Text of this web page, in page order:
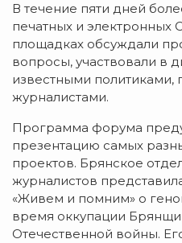
В течение пяти дней
печатных и
площадках обсуждали
вопросы, участвовали в
известными политиками,
журналистами.
Программа форума
презентацию самых
проектов. Брянское
журналистов
«Живем и помним» о
время оккупации
Отечественной войны.